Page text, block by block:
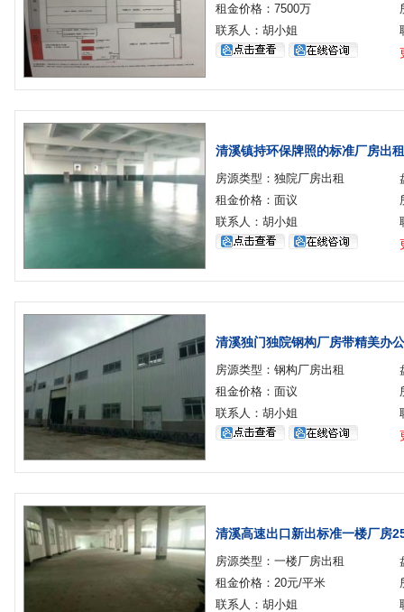
租金价格：7500万
联系人：胡小姐
清溪镇持环保牌照的标准厂房出
房源类型：独院厂房出租
租金价格：面议
联系人：胡小姐
清溪独门独院钢构厂房带精美办
房源类型：钢构厂房出租
租金价格：面议
联系人：胡小姐
清溪高速出口新出标准一楼厂房
房源类型：一楼厂房出租
租金价格：20元/平米
联系人：胡小姐